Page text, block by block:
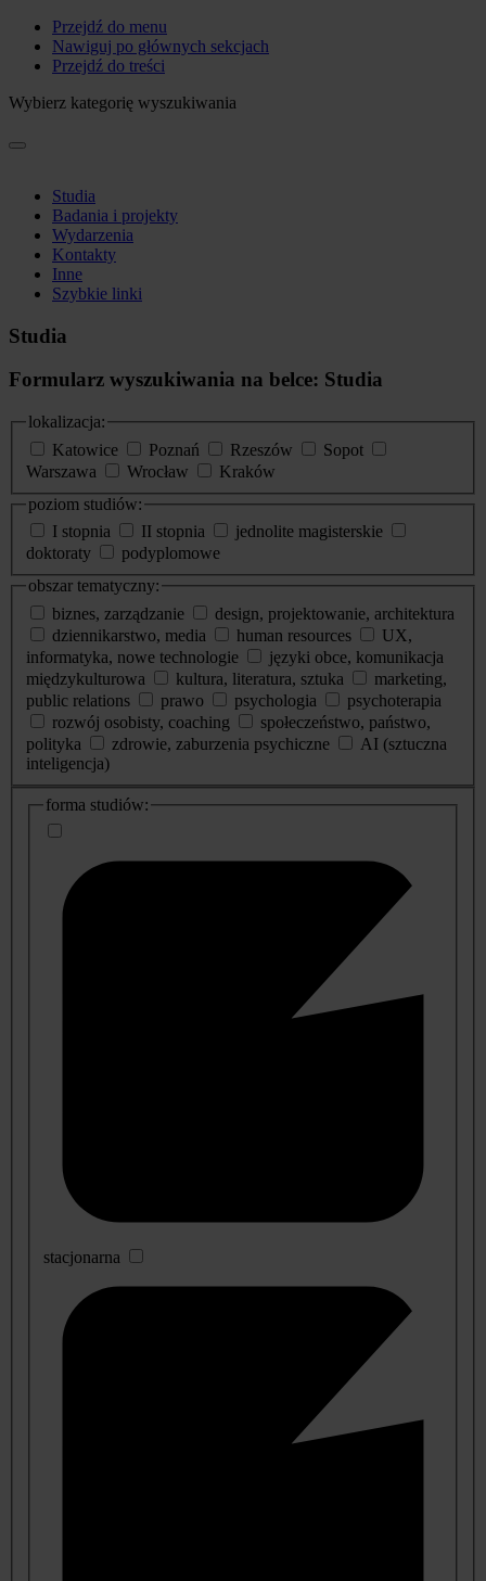
Przejdź do menu
Nawiguj po głównych sekcjach
Przejdź do treści
Wybierz kategorię wyszukiwania
Studia
Badania i projekty
Wydarzenia
Kontakty
Inne
Szybkie linki
Studia
Formularz wyszukiwania na belce: Studia
lokalizacja:
Katowice
Poznań Rzeszów
Sopot
Warszawa
Wrocław
Kraków
poziom studiów:
I stopnia
II stopnia
jednolite magisterskie
doktoraty
podyplomowe
obszar tematyczny:
biznes, zarządzanie
design, projektowanie, architektura
dziennikarstwo, media
human resources
UX,
informatyka, nowe technologie
języki obce, komunikacja
międzykulturowa
kultura, literatura, sztuka
marketing,
public relations
prawo psychologia
psychoterapia
rozwój osobisty, coaching
społeczeństwo, państwo,
polityka
zdrowie, zaburzenia psychiczne
AI (sztuczna
inteligencja)
dodatkowe
informacje
forma studiów:
stacjonarna